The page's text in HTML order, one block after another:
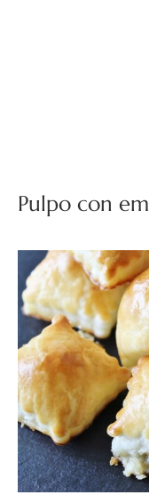
Pulpo con